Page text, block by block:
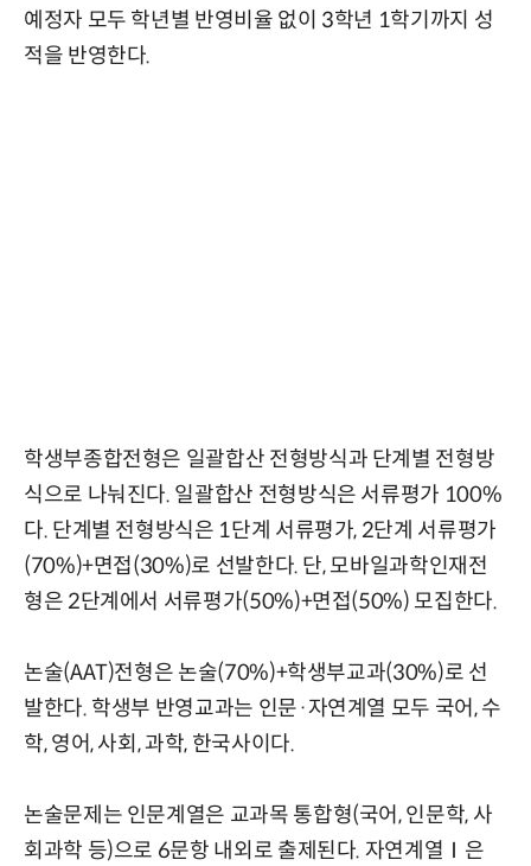
예정자 모두 학년별 반영비율 없이 3학년 1학기까지 성
적을 반영한다.
학생부종합전형은 일괄합산 전형방식과 단계별 전형방
식으로 나눠진다. 일괄합산 전형방식은 서류평가 100%
다. 단계별 전형방식은 1단계 서류평가, 2단계 서류평가
(70%)+면접(30%)로 선발한다. 단, 모바일과학인재전
형은 2단계에서 서류평가(50%)+면접(50%) 모집한다.
논술(AAT)전형은 논술(70%)+학생부교과(30%)로 선
발한다. 학생부 반영교과는 인문·자연계열 모두 국어, 수
학, 영어, 사회, 과학, 한국사이다.
논술문제는 인문계열은 교과목 통합형(국어, 인문학, 사
회과학 등)으로 6문항 내외로 출제된다. 자연계열Ⅰ은